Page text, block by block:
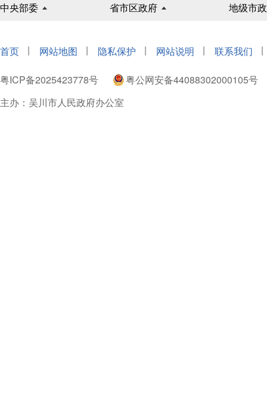
中央部委 省市区政府 地级市
首页 | 网站地图 | 隐私保护 | 网站说明 | 联系我们 |
粤ICP备2025423778号
粤公网安备44088302000105号
主办：吴川市人民政府办公室